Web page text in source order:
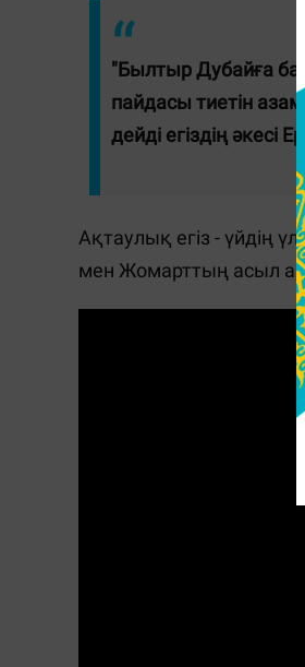
"Былтыр Дубайға
пайдасы тиетін
дейді егіздің әкесі
Ақтаулық егіз - үйдің
мен Жомарттың асыл